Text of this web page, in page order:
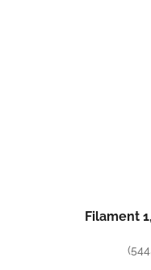
Filament